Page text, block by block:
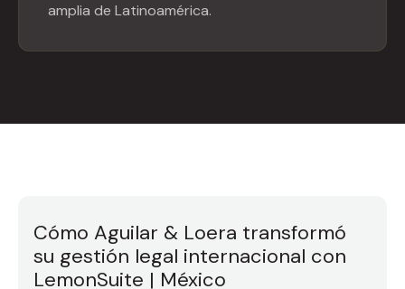
amplia de Latinoamérica.
Cómo Aguilar & Loera transformó
su gestión legal internacional con
LemonSuite | México